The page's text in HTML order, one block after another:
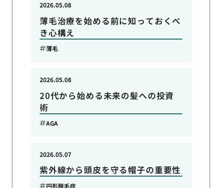
薄毛治療を始める前に知っておくべ
き心構え
2026.05.08
薄毛
20代から始める未来の髪への投資
術
2026.05.08
AGA
紫外線から頭皮を守る帽子の重要性
2026.05.07
円形脱毛症